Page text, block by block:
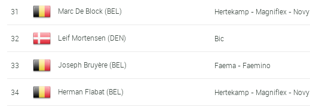
31 Marc De Block (BEL) Hertekamp - Magniflex - Novy
32 Leif Mortensen (DEN) Bic
33 Joseph Bruyère (BEL) Faema - Faemino
34 Herman Flabat (BEL) Hertekamp - Magniflex - Novy